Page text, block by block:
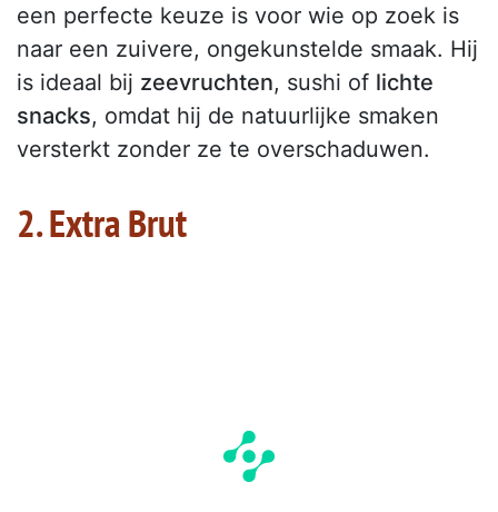
een perfecte keuze is voor wie op zoek is
naar een zuivere, ongekunstelde smaak. Hij
is ideaal bij zeevruchten, sushi of lichte
snacks, omdat hij de natuurlijke smaken
versterkt zonder ze te overschaduwen.
2. Extra Brut